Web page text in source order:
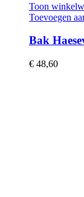
Toon
Toevoegen
Bak
€ 48,60